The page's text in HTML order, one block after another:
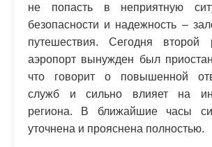
не попасть в неприятную
безопасности и надежность –
путешествия. Сегодня
аэропорт вынужден был
что говорит о повышенной
служб и сильно влияет на
региона. В ближайшие часы
уточнена и прояснена полностью.